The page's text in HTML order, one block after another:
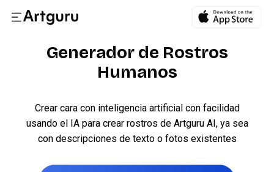
Generador de Rostros
Humanos
Crear cara con inteligencia artificial con facilidad
usando el IA para crear rostros de Artguru AI, ya sea
con descripciones de texto o fotos existentes